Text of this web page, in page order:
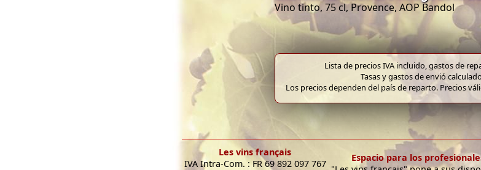
Vino tinto, 75 cl, Provence, AOP Bandol
Lista de precios IVA incluido, gastos de
Tasas y gastos de envió
Los precios dependen del país de reparto. Precios
Les vins français
IVA Intra-Com. : FR 69 892 097 767
Espacio para los